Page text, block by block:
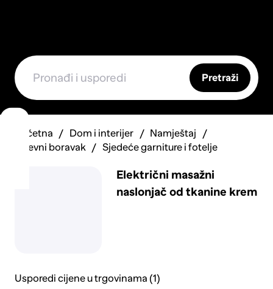
Pretraži
Početna Dom i interijer
Namještaj
Dnevni boravak
Sjedeće garniture i fotelje
Električni masažni
naslonjač od tkanine krem
Usporedi cijene u trgovinama (1)